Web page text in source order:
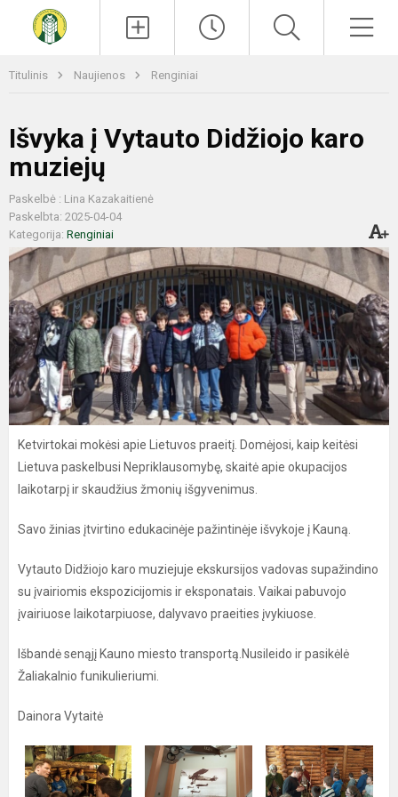
Titulinis Naujienos Renginiai
Išvyka į Vytauto Didžiojo karo
muziejų
Paskelbė : Lina Kazakaitienė
Paskelbta: 2025-04-04
Kategorija: Renginiai
Ketvirtokai mokėsi apie Lietuvos praeitį. Domėjosi, kaip keitėsi
Lietuva paskelbusi Nepriklausomybę, skaitė apie okupacijos
laikotarpį ir skaudžius žmonių išgyvenimus.
Savo žinias įtvirtino edukacinėje pažintinėje išvykoje į Kauną.
Vytauto Didžiojo karo muziejuje ekskursijos vadovas supažindino
su įvairiomis ekspozicijomis ir eksponatais. Vaikai pabuvojo
įvairiuose laikotarpiuose, dalyvavo praeities įvykiuose.
Išbandė senąjį Kauno miesto transportą.Nusileido ir pasikėlė
Žaliakalnio funikulieriumi.
Dainora Vytaitė